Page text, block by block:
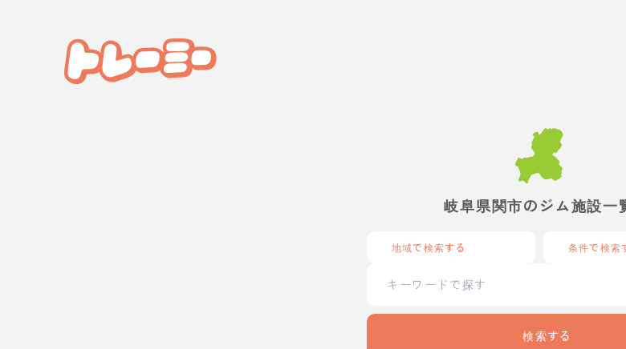
岐阜県関市のジム施設一
地域で検索する 条件で検索
検索する